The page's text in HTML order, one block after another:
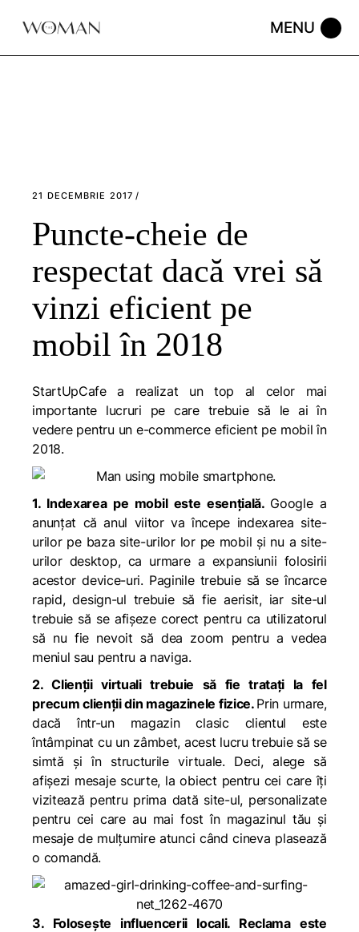
21 DECEMBRIE 2017
Puncte-cheie de
respectat dacă vrei să
vinzi eficient pe
mobil în 2018
StartUpCafe a realizat un top al celor mai
importante lucruri pe care trebuie să le ai în
vedere pentru un e-commerce eficient pe mobil în
2018.
1. Indexarea pe mobil este esențială. Google a
anunțat că anul viitor va începe indexarea site-
urilor pe baza site-urilor lor pe mobil și nu a site-
urilor desktop, ca urmare a expansiunii folosirii
acestor device-uri. Paginile trebuie să se încarce
rapid, design-ul trebuie să fie aerisit, iar site-ul
trebuie să se afișeze corect pentru ca utilizatorul
să nu fie nevoit să dea zoom pentru a vedea
meniul sau pentru a naviga.
2. Clienții virtuali trebuie să fie tratați la fel
precum clienții din magazinele fizice. Prin urmare,
dacă într-un magazin clasic clientul este
întâmpinat cu un zâmbet, acest lucru trebuie să se
simtă și în structurile virtuale. Deci, alege să
afișezi mesaje scurte, la obiect pentru cei care îți
vizitează pentru prima dată site-ul, personalizate
pentru cei care au mai fost în magazinul tău și
mesaje de mulțumire atunci când cineva plasează
o comandă.
3. Folosește influencerii locali. Reclama este